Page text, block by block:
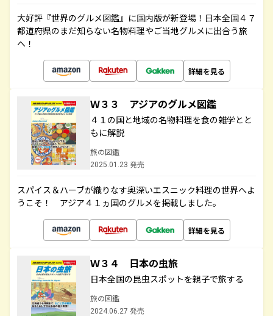
大好評『世界のグルメ図鑑』に国内版が新登場！日本全国４７
都道府県のまだ知らない名物料理やご当地グルメに出合う旅
へ！
詳細を見る
Ｗ３３ アジアのグルメ図鑑
４１の国と地域の名物料理を食の雑学とと
もに解説
旅の図鑑
2025.01.23 発売
スパイス＆ハーブが織りなす奥深いエスニック料理の世界へよ
うこそ！ アジア４１ヵ国のグルメを掲載しました。
詳細を見る
Ｗ３４ 日本の虫旅
日本全国の昆虫スポットを親子で旅する
旅の図鑑
2024.06.27 発売